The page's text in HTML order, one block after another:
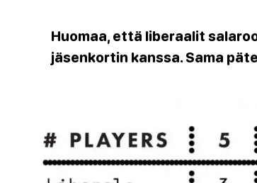
Huomaa, että liberaalit
jäsenkortin kanssa. Sama